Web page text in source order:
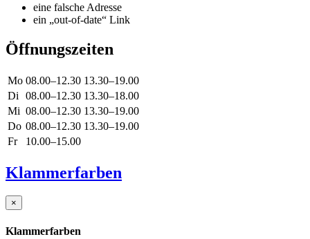
eine falsche Adresse
ein „out-of-date“ Link
Öffnungszeiten
Mo 08.00–12.30 13.30–19.00
Di
08.00–12.30 13.30–18.00
Mi 08.00–12.30 13.30–19.00
Do 08.00–12.30 13.30–19.00
Fr
10.00–15.00
Klammerfarben
×
Klammerfarben